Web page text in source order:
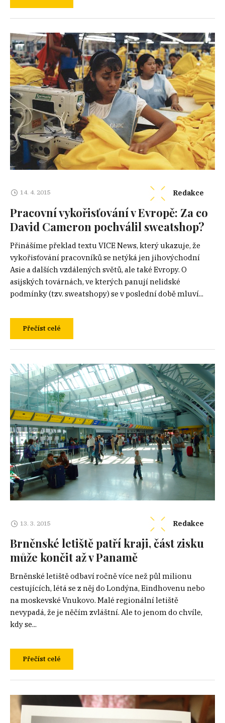
14. 4. 2015 Redakce
Pracovní vykořisťování v Evropě: Za co
David Cameron pochválil sweatshop?
Přinášíme překlad textu VICE News, který ukazuje, že
vykořisťování pracovníků se netýká jen jihovýchodní
Asie a dalších vzdálených světů, ale také Evropy. O
asijských továrnách, ve kterých panují nelidské
podmínky (tzv. sweatshopy) se v poslední době mluví...
Přečíst celé
13. 3. 2015 Redakce
Brněnské letiště patří kraji, část zisku
může končit až v Panamě
Brněnské letiště odbaví ročně více než půl milionu
cestujících, létá se z něj do Londýna, Eindhovenu nebo
na moskevské Vnukovo. Malé regionální letiště
nevypadá, že je něčím zvláštní. Ale to jenom do chvíle,
kdy se...
Přečíst celé